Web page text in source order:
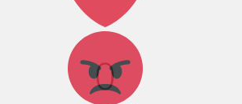
0
Агрессия!